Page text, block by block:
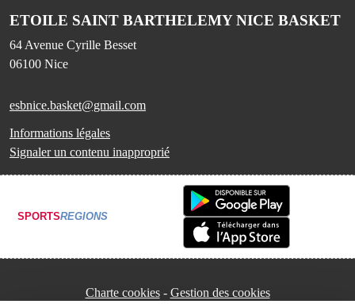
ETOILE SAINT BARTHELEMY NICE BASKET
64 Avenue Cyrille Besset
06100 Nice
esbnice.basket@gmail.com
Informations légales
Signaler un contenu inapproprié
SPORTSREGIONS
Charte cookies Gestion des cookies